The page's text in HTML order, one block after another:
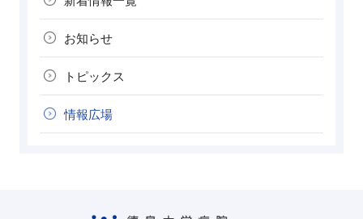
お知らせ
トピックス
情報広場